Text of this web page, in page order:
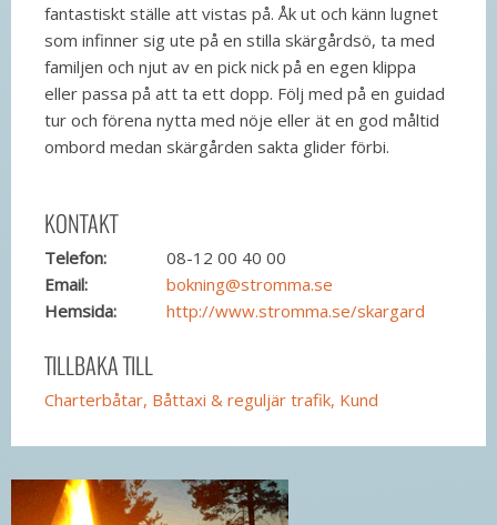
fantastiskt ställe att vistas på. Åk ut och känn lugnet
som infinner sig ute på en stilla skärgårdsö, ta med
familjen och njut av en pick nick på en egen klippa
eller passa på att ta ett dopp. Följ med på en guidad
tur och förena nytta med nöje eller ät en god måltid
ombord medan skärgården sakta glider förbi.
KONTAKT
Telefon:
08-12 00 40 00
Email:
bokning@stromma.se
Hemsida:
http://www.stromma.se/skargard
TILLBAKA TILL
Charterbåtar, Båttaxi & reguljär trafik, Kund